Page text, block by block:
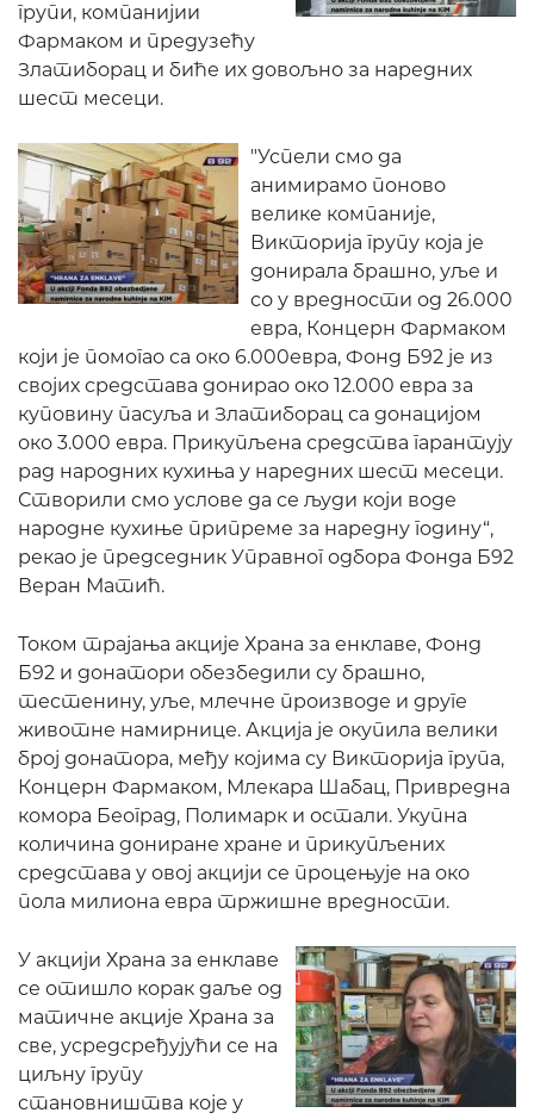
групи, компанијии
Фармаком и предузећу
Златиборац и биће их довољно за наредних
шест месеци.
"Успели смо да
анимирамо поново
велике компаније,
Викторија групу која је
донирала брашно, уље и
со у вредности од 26.000
евра, Концерн Фармаком
који је помогао са око 6.000евра, Фонд Б92 је из
својих средстава донирао око 12.000 евра за
куповину пасуља и Златиборац са донацијом
око 3.000 евра. Прикупљена средства гарантују
рад народних кухиња у наредних шест месеци.
Створили смо услове да се људи који воде
народне кухиње припреме за наредну годину“,
рекао је председник Управног одбора Фонда Б92
Веран Матић.
Током трајања акције Храна за енклаве, Фонд
Б92 и донатори обезбедили су брашно,
тестенину, уље, млечне производе и друге
животне намирнице. Акција је окупила велики
број донатора, међу којима су Викторија група,
Концерн Фармаком, Млекара Шабац, Привредна
комора Београд, Полимарк и остали. Укупна
количина дониране хране и прикупљених
средстава у овој акцији се процењује на око
пола милиона евра тржишне вредности.
У акцији Храна за енклаве
се отишло корак даље од
матичне акције Храна за
све, усредсређујући се на
циљну групу
становништва које у